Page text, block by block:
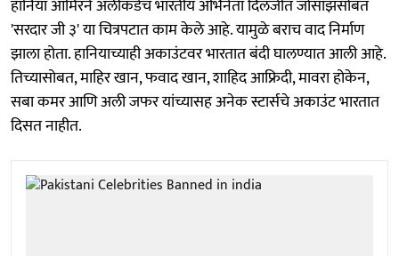
हानिया आमिरने अलीकडेच भारतीय अभिनेता दिलजीत जोसांझसोबत
'सरदार जी ३' या चित्रपटात काम केले आहे. यामुळे बराच वाद निर्माण
झाला होता. हानियाच्याही अकाउंटवर भारतात बंदी घालण्यात आली आहे.
तिच्यासोबत, माहिर खान, फवाद खान, शाहिद आफ्रिदी, मावरा होकेन,
सबा कमर आणि अली जफर यांच्यासह अनेक स्टार्सचे अकाउंट भारतात
दिसत नाहीत.